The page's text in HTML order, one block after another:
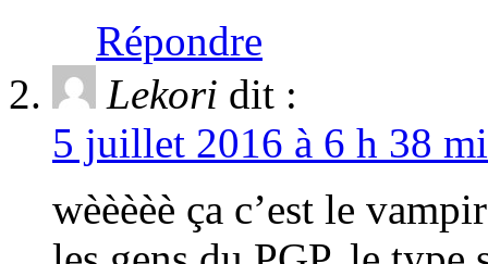
Répondre
Lekori dit :
5 juillet 2016 à 6 h 38
wèèèèè ça c’est le